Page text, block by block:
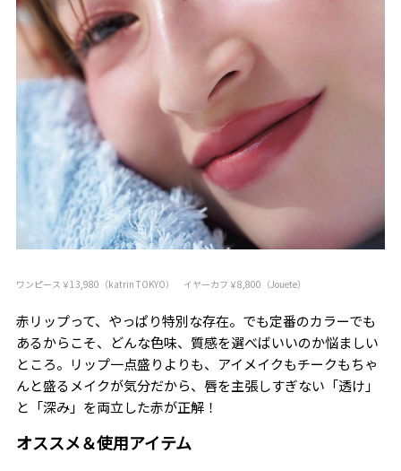
ワンピース￥13,980（katrin TOKYO） イヤーカフ￥8,800（Jouete）
赤リップって、やっぱり特別な存在。でも定番のカラーでも
あるからこそ、どんな色味、質感を選べばいいのか悩ましい
ところ。リップ一点盛りよりも、アイメイクもチークもちゃ
んと盛るメイクが気分だから、唇を主張しすぎない「透け」
と「深み」を両立した赤が正解！
オススメ＆使用アイテム